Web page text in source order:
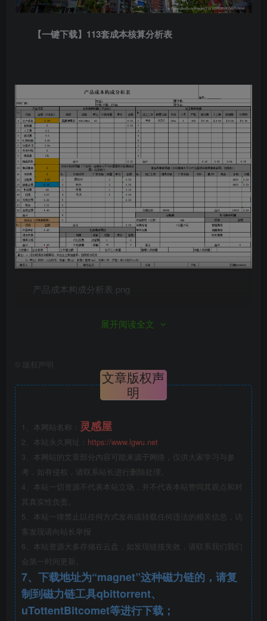
【一键下载】113套成本核算分析表
产品成本构成分析表.png
展开阅读全文
版权声明
文章版权声
明
1、本网站名称： 灵感屋
2、本站永久网址： https://www.lgwu.net
3、本网站的文章部分内容可能来源于网络，仅供大家学习与参
考，如有侵权，请联系站长进行删除处理。
4、本站一切资源不代表本站立场，并不代表本站赞同其观点和对
其真实性负责。
5、本站一律禁止以任何方式发布或转载任何违法的相关信息，访
客发现请向站长举报
6、本站资源大多存储在云盘，如发现链接失效，请联系我们我们
会第一时间更新。
7、下载地址为“magnet”这种磁力链的，请复
制到磁力链工具qbittorrent、
uTottentBitcomet等进行下载；